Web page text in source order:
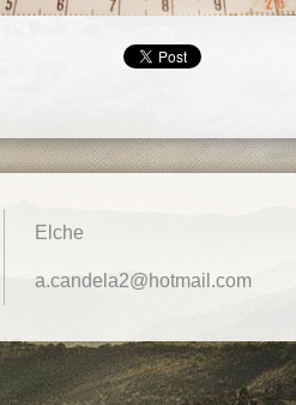
Elche
a.candel a2@hotmail.com